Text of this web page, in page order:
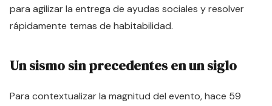
para agilizar la entrega de ayudas sociales y resolver
rápidamente temas de habitabilidad.
Un sismo sin precedentes en un siglo
Para contextualizar la magnitud del evento, hace 59